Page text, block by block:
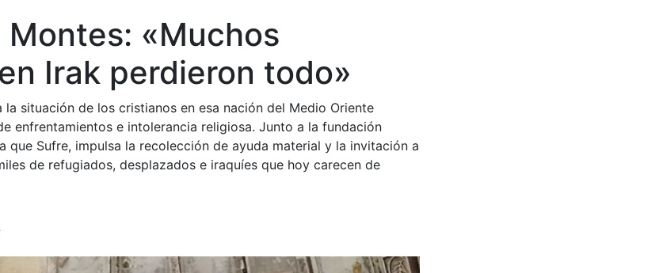
Montes: «Muchos
Irak perdieron todo»
situación de los cristianos en esa nación del Medio Oriente
enfrentamientos e intolerancia religiosa. Junto a la fundación
que Sufre, impulsa la recolección de ayuda material y la invitación a
de refugiados, desplazados e iraquíes que hoy carecen de